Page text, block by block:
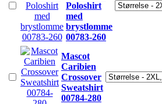
Poloshirt
med
brystlomme
00783-260
Mascot
Caribien
Crossover
Sweatshirt
00784-280